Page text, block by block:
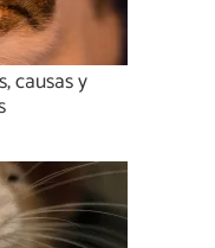
causas y